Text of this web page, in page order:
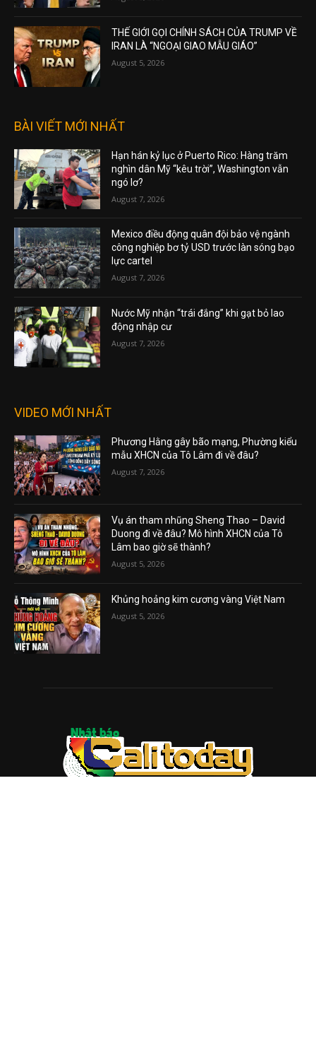
THẾ GIỚI GỌI CHÍNH SÁCH CỦA TRUMP VỀ
IRAN LÀ “NGOẠI GIAO MẪU GIÁO”
August 5, 2026
BÀI VIẾT MỚI NHẤT
Hạn hán kỷ lục ở Puerto Rico: Hàng trăm
nghìn dân Mỹ “kêu trời”, Washington vẫn
ngó lơ?
August 7, 2026
Mexico điều động quân đội bảo vệ ngành
công nghiệp bơ tỷ USD trước làn sóng bạo
lực cartel
August 7, 2026
Nước Mỹ nhận “trái đắng” khi gạt bỏ lao
động nhập cư
August 7, 2026
VIDEO MỚI NHẤT
Phương Hằng gây bão mạng, Phường kiểu
mẫu XHCN của Tô Lâm đi về đâu?
August 7, 2026
Vụ án tham nhũng Sheng Thao – David
Duong đi về đâu? Mô hình XHCN của Tô
Lâm bao giờ sẽ thành?
August 5, 2026
Khủng hoảng kim cương vàng Việt Nam
August 5, 2026